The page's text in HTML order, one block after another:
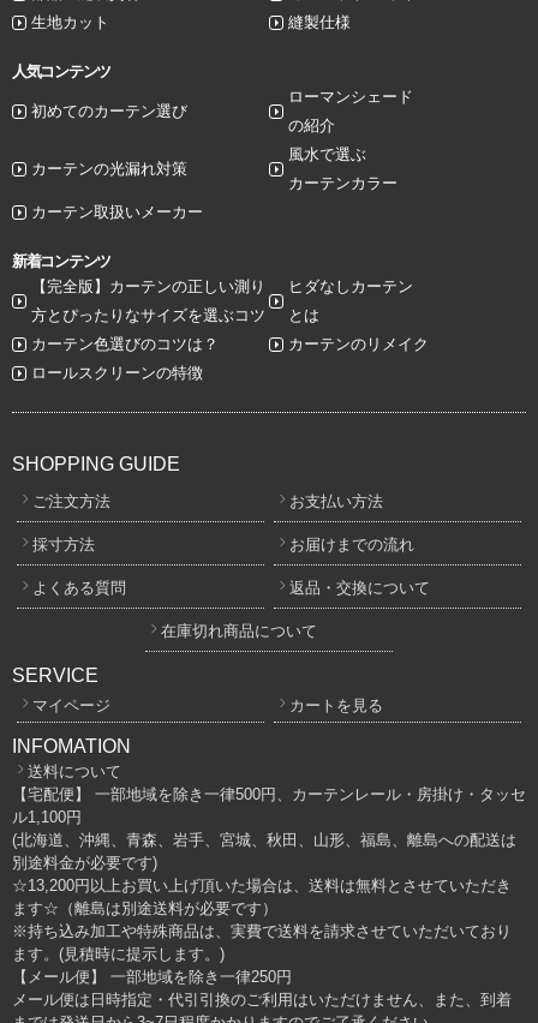
生地カット
縫製仕様
人気コンテンツ
初めてのカーテン選び
ローマンシェード
の紹介
カーテンの光漏れ対策
風水で選ぶ
カーテンカラー
カーテン取扱いメーカー
新着コンテンツ
【完全版】カーテンの正しい測り
方とぴったりなサイズを選ぶコツ
ヒダなしカーテン
とは
カーテン色選びのコツは？
カーテンのリメイク
ロールスクリーンの特徴
SHOPPING GUIDE
ご注文方法 お支払い方法
採寸方法 お届けまでの流れ
よくある質問 返品・交換について
在庫切れ商品について
SERVICE
マイページ カートを見る
INFOMATION
送料について
【宅配便】 一部地域を除き一律500円、カーテンレール・房掛け・タッセ
ル1,100円
(北海道、沖縄、青森、岩手、宮城、秋田、山形、福島、離島への配送は
別途料金が必要です)
☆13,200円以上お買い上げ頂いた場合は、送料は無料とさせていただき
ます☆（離島は別途送料が必要です）
※持ち込み加工や特殊商品は、実費で送料を請求させていただいており
ます。(見積時に提示します。)
【メール便】 一部地域を除き一律250円
メール便は日時指定・代引引換のご利用はいただけません、また、到着